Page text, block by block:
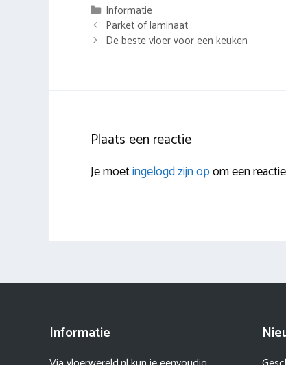
Categorieën
Informatie
Berichtnavigatie
Parket of laminaat
De beste vloer voor een keuken
Plaats een reactie
Je moetingelogd zijn opom een
Informatie